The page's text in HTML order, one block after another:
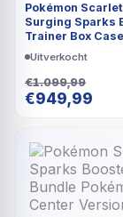
Pokémon
Surging Sparks
Trainer Box Case
Uitverkocht
€1.099,99
€1.099,99.
€949,99